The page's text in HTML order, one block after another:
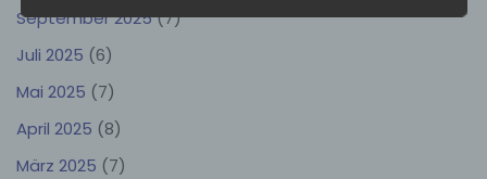
September 2025(7)
Juli 2025 (6)
Mai 2025 (7)
April 2025 (8)
März 2025 (7)
physiologischen, genetischen, psychischen,
wirtschaftlichen, kulturellen oder sozialen Identität
dieser natürlichen Person sind, identifiziert werden